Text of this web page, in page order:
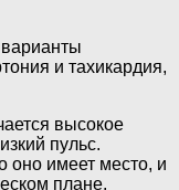
и тахикардия,
высокое
пульс.
оно имеет место, и
плане.